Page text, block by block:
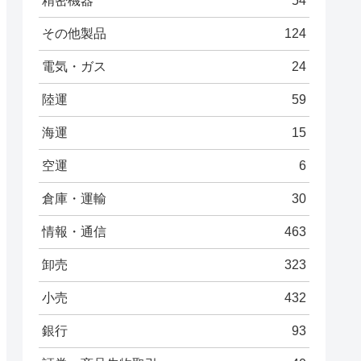
その他製品 124
電気・ガス 24
陸運 59
海運 15
空運 6
倉庫・運輸 30
情報・通信 463
卸売 323
小売 432
銀行 93